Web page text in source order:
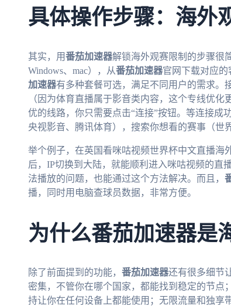
具体操作步骤：海外
其实，用番茄加速器解锁海外观赛限制的步骤很
Windows、mac），从番茄加速器官网下载对应
加速器有多种套餐可选，满足不同用户的需求。
（因为体育直播属于影音类内容，这个专线优
优的线路，你只需要点击“连接”按钮。等连接成
央视影音、腾讯体育），搜索你想看的赛事（世
举个例子，在英国看咪咕视频世界杯中文直播海
后，IP切换到大陆，就能顺利进入咪咕视频的直
法播放的问题，也能通过这个方法解决。而且，
播，同时用电脑查球员数据，非常方便。
为什么番茄加速器是
除了前面提到的功能， 番茄加速器还有很多细节
密集，不管你在哪个国家，都能找到稳定的节点
持让你在任何设备上都能使用；无限流量和独享